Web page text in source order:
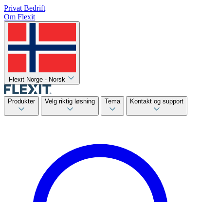
Privat Bedrift
Om Flexit
Flexit Norge - Norsk
Produkter Velg riktig løsning Tema Kontakt og support